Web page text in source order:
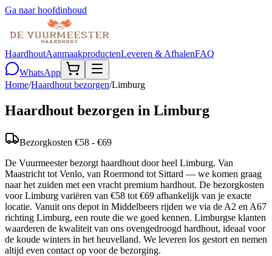
Ga naar hoofdinhoud
HaardhoutAanmaakproductenLeveren & AfhalenFAQ
WhatsApp
Home/Haardhout bezorgen/Limburg
Haardhout bezorgen in Limburg
Bezorgkosten €58 - €69
De Vuurmeester bezorgt haardhout door heel Limburg. Van
Maastricht tot Venlo, van Roermond tot Sittard — we komen graag
naar het zuiden met een vracht premium hardhout. De bezorgkosten
voor Limburg variëren van €58 tot €69 afhankelijk van je exacte
locatie. Vanuit ons depot in Middelbeers rijden we via de A2 en A67
richting Limburg, een route die we goed kennen. Limburgse klanten
waarderen de kwaliteit van ons ovengedroogd hardhout, ideaal voor
de koude winters in het heuvelland. We leveren los gestort en nemen
altijd even contact op voor de bezorging.